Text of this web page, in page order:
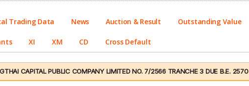
Trading Data News Auction & Result Outstanding Value
XI XM CD Cross Default
CAPITAL PUBLIC COMPANY LIMITED NO. 7/2566 TRANCHE 3 DUE B.E. 2570